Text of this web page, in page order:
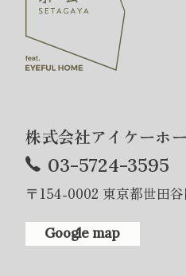
株式会社アイケーホ
03-5724-3595
〒154-0002 東京都世田
Google map